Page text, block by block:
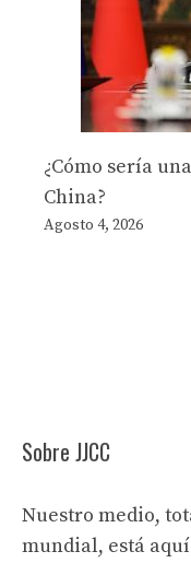
¿Cómo sería
China?
Agosto 4, 2026
Sobre JJCC
Nuestro medio,
mundial, está